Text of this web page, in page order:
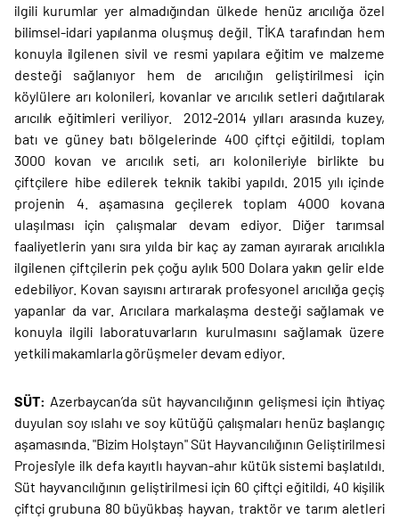
ilgili kurumlar yer almadığından ülkede henüz arıcılığa özel
bilimsel-idari yapılanma oluşmuş değil. TİKA tarafından hem
konuyla ilgilenen sivil ve resmi yapılara eğitim ve malzeme
desteği sağlanıyor hem de arıcılığın geliştirilmesi için
köylülere arı kolonileri, kovanlar ve arıcılık setleri dağıtılarak
arıcılık eğitimleri veriliyor. 2012-2014 yılları arasında kuzey,
batı ve güney batı bölgelerinde 400 çiftçi eğitildi, toplam
3000 kovan ve arıcılık seti, arı kolonileriyle birlikte bu
çiftçilere hibe edilerek teknik takibi yapıldı. 2015 yılı içinde
projenin 4. aşamasına geçilerek toplam 4000 kovana
ulaşılması için çalışmalar devam ediyor. Diğer tarımsal
faaliyetlerin yanı sıra yılda bir kaç ay zaman ayırarak arıcılıkla
ilgilenen çiftçilerin pek çoğu aylık 500 Dolara yakın gelir elde
edebiliyor. Kovan sayısını artırarak profesyonel arıcılığa geçiş
yapanlar da var. Arıcılara markalaşma desteği sağlamak ve
konuyla ilgili laboratuvarların kurulmasını sağlamak üzere
yetkili makamlarla görüşmeler devam ediyor.
SÜT: Azerbaycan’da süt hayvancılığının gelişmesi için ihtiyaç
duyulan soy ıslahı ve soy kütüğü çalışmaları henüz başlangıç
aşamasında. "Bizim Holştayn" Süt Hayvancılığının Geliştirilmesi
Projesi'yle ilk defa kayıtlı hayvan-ahır kütük sistemi başlatıldı.
Süt hayvancılığının geliştirilmesi için 60 çiftçi eğitildi, 40 kişilik
çiftçi grubuna 80 büyükbaş hayvan, traktör ve tarım aletleri